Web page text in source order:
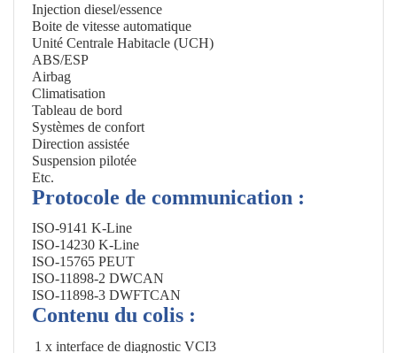
Injection diesel/essence
Boite de vitesse automatique
Unité Centrale Habitacle (UCH)
ABS/ESP
Airbag
Climatisation
Tableau de bord
Systèmes de confort
Direction assistée
Suspension pilotée
Etc.
Protocole de communication :
ISO-9141 K-Line
ISO-14230 K-Line
ISO-15765 PEUT
ISO-11898-2 DWCAN
ISO-11898-3 DWFTCAN
Contenu du colis :
1 x interface de diagnostic VCI3